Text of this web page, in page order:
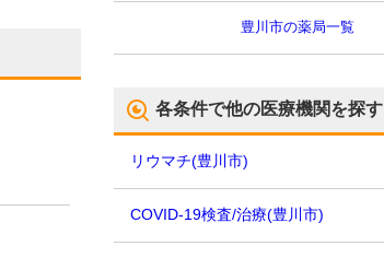
豊川市の薬局一覧
各条件で他の医療機関を探す
リウマチ(豊川市)
COVID-19検査/治療(豊川市)